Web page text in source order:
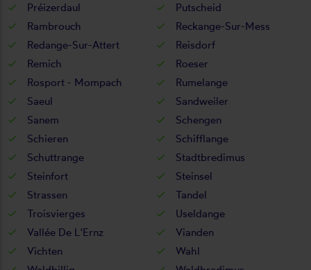
Préizerdaul
Putscheid
Rambrouch
Reckange-Sur-Mess
Redange-Sur-Attert
Reisdorf
Remich
Roeser
Rosport - Mompach
Rumelange
Saeul
Sandweiler
Sanem
Schengen
Schieren
Schifflange
Schuttrange
Stadtbredimus
Steinfort
Steinsel
Strassen
Tandel
Troisvierges
Useldange
Vallée De L'Ernz
Vianden
Vichten
Wahl